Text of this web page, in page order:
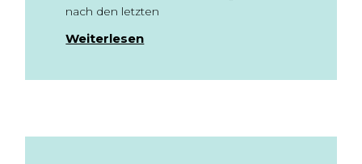
nach den letzten
Weiterlesen